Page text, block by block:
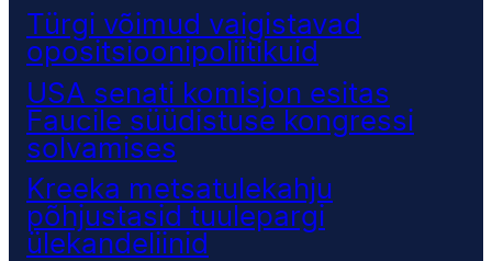
Türgi võimud vaigistavad
opositsioonipoliitikuid
USA senati komisjon esitas
Faucile süüdistuse kongressi
solvamises
Kreeka metsatulekahju
põhjustasid tuulepargi
ülekandeliinid